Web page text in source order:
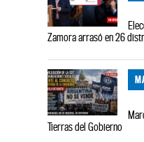
Zamora arrasó en 26
Tierras del Gobierno